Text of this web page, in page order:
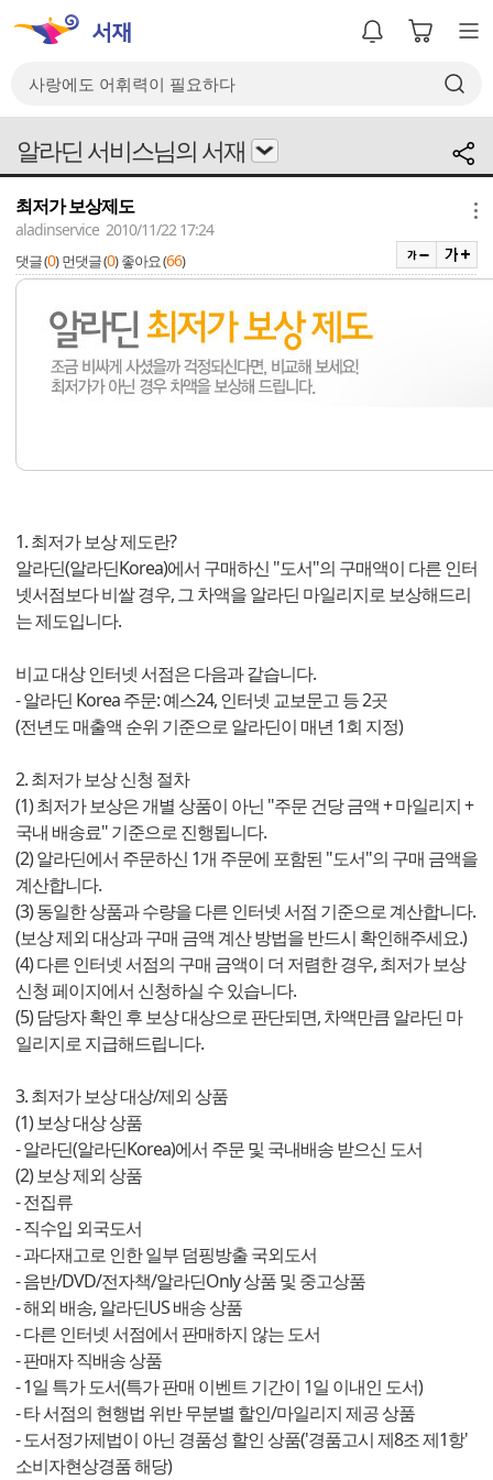
알라딘 서비스님의 서재
최저가 보상제도
aladinservice 2010/11/22 17:24
댓글 (0) 먼댓글 (0) 좋아요 (66)
1. 최저가 보상 제도란?
알라딘(알라딘Korea)에서 구매하신 "도서"의 구매액이 다른 인터
넷서점보다 비쌀 경우, 그 차액을 알라딘 마일리지로 보상해드리
는 제도입니다.
비교 대상 인터넷 서점은 다음과 같습니다.
- 알라딘 Korea 주문: 예스24, 인터넷 교보문고 등 2곳
(전년도 매출액 순위 기준으로 알라딘이 매년 1회 지정)
2. 최저가 보상 신청 절차
(1) 최저가 보상은 개별 상품이 아닌 "주문 건당 금액 + 마일리지 +
국내 배송료" 기준으로 진행됩니다.
(2) 알라딘에서 주문하신 1개 주문에 포함된 "도서"의 구매 금액을
계산합니다.
(3) 동일한 상품과 수량을 다른 인터넷 서점 기준으로 계산합니다.
(보상 제외 대상과 구매 금액 계산 방법을 반드시 확인해주세요.)
(4) 다른 인터넷 서점의 구매 금액이 더 저렴한 경우, 최저가 보상
신청 페이지에서 신청하실 수 있습니다.
(5) 담당자 확인 후 보상 대상으로 판단되면, 차액만큼 알라딘 마
일리지로 지급해드립니다.
3. 최저가 보상 대상/제외 상품
(1) 보상 대상 상품
- 알라딘(알라딘Korea)에서 주문 및 국내배송 받으신 도서
(2) 보상 제외 상품
- 전집류
- 직수입 외국도서
- 과다재고로 인한 일부 덤핑방출 국외도서
- 음반/DVD/전자책/알라딘Only 상품 및 중고상품
- 해외 배송, 알라딘US 배송 상품
- 다른 인터넷 서점에서 판매하지 않는 도서
- 판매자 직배송 상품
- 1일 특가 도서(특가 판매 이벤트 기간이 1일 이내인 도서)
- 타 서점의 현행법 위반 무분별 할인/마일리지 제공 상품
- 도서정가제법이 아닌 경품성 할인 상품('경품고시 제8조 제1항'
소비자현상경품 해당)